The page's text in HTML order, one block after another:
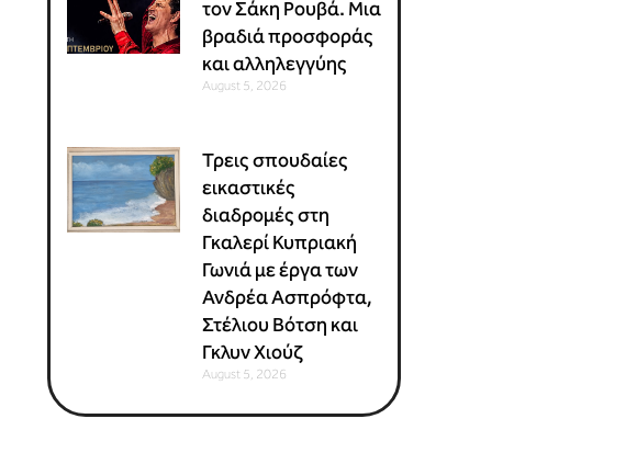
τον Σάκη Ρουβά. Μια
βραδιά προσφοράς
και αλληλεγγύης
August 5, 2026
Τρεις σπουδαίες
εικαστικές
διαδρομές στη
Γκαλερί Κυπριακή
Γωνιά με έργα των
Ανδρέα Ασπρόφτα,
Στέλιου Βότση και
Γκλυν Χιούζ
August 5, 2026